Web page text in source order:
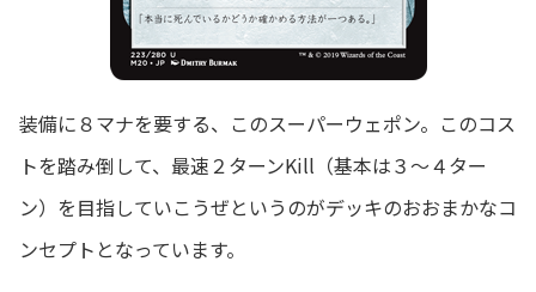
装備に８マナを要する、このスーパーウェポン。このコス
トを踏み倒して、最速２ターンKill（基本は３～４ター
ン）を目指していこうぜというのがデッキのおおまかなコ
ンセプトとなっています。